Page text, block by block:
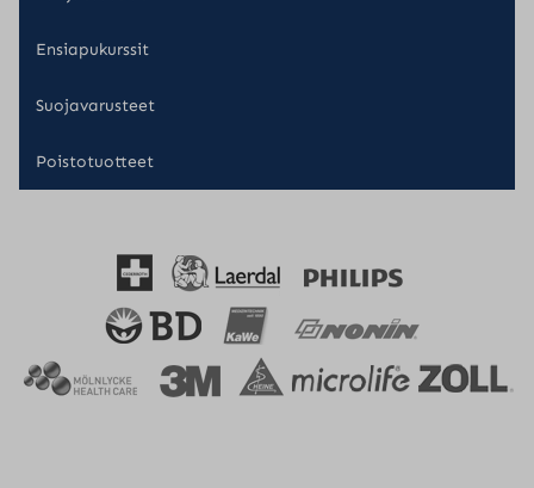
Ensiapukurssit
Suojavarusteet
Poistotuotteet